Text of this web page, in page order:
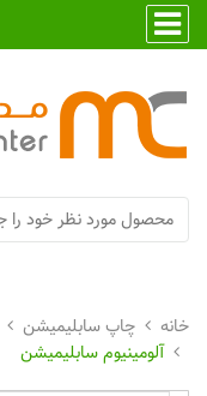
چاپ سابلیمیشن
آلومینیوم سابلیمیشن